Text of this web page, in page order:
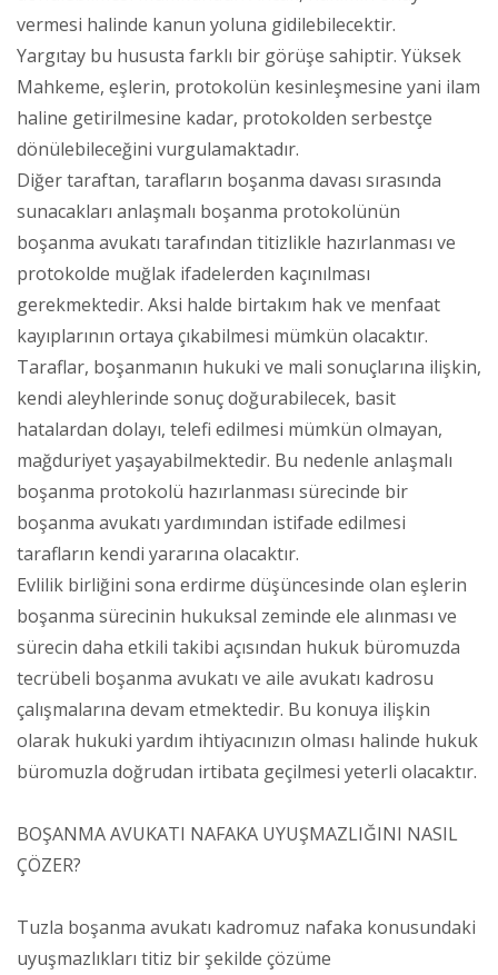
vermesi halinde kanun yoluna gidilebilecektir.
Yargıtay bu hususta farklı bir görüşe sahiptir. Yüksek
Mahkeme, eşlerin, protokolün kesinleşmesine yani ilam
haline getirilmesine kadar, protokolden serbestçe
dönülebileceğini vurgulamaktadır.
Diğer taraftan, tarafların boşanma davası sırasında
sunacakları anlaşmalı boşanma protokolünün
boşanma avukatı tarafından titizlikle hazırlanması ve
protokolde muğlak ifadelerden kaçınılması
gerekmektedir. Aksi halde birtakım hak ve menfaat
kayıplarının ortaya çıkabilmesi mümkün olacaktır.
Taraflar, boşanmanın hukuki ve mali sonuçlarına ilişkin,
kendi aleyhlerinde sonuç doğurabilecek, basit
hatalardan dolayı, telefi edilmesi mümkün olmayan,
mağduriyet yaşayabilmektedir. Bu nedenle anlaşmalı
boşanma protokolü hazırlanması sürecinde bir
boşanma avukatı yardımından istifade edilmesi
tarafların kendi yararına olacaktır.
Evlilik birliğini sona erdirme düşüncesinde olan eşlerin
boşanma sürecinin hukuksal zeminde ele alınması ve
sürecin daha etkili takibi açısından hukuk büromuzda
tecrübeli boşanma avukatı ve aile avukatı kadrosu
çalışmalarına devam etmektedir. Bu konuya ilişkin
olarak hukuki yardım ihtiyacınızın olması halinde hukuk
büromuzla doğrudan irtibata geçilmesi yeterli olacaktır.
BOŞANMA AVUKATI NAFAKA UYUŞMAZLIĞINI NASIL
ÇÖZER?
Tuzla boşanma avukatı kadromuz nafaka konusundaki
uyuşmazlıkları titiz bir şekilde çözüme